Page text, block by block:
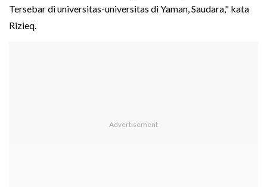
Tersebar di universitas-universitas di Yaman, Saudara," kata
Rizieq.